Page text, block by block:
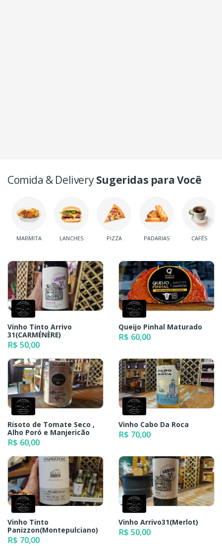
Comida & DeliverySugeridas para Você
MARMITA LANCHES PIZZA PADARIAS CAFÉS
Vinho Tinto Arrivo
31(CARMÉNÈRE)
R$ 50,00
Queijo Pinhal Maturado
R$ 60,00
Risoto de Tomate Seco ,
Alho Poró e Manjericão
R$ 60,00
Vinho Cabo Da Roca
R$ 70,00
Vinho Tinto
Panizzon(Montepulciano)
R$ 70,00
Vinho Arrivo31(Merlot)
R$ 50,00